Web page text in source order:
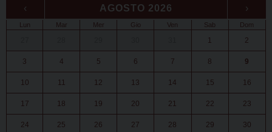
‹ AGOSTO 2026 ›
Lun Mar Mer Gio Ven Sab Dom
1 2
3 4 5 6 7 8 9
10 11 12 13 14 15 16
17 18 19 20 21 22 23
24 25 26 27 28 29 30